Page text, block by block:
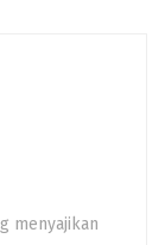
menyajikan